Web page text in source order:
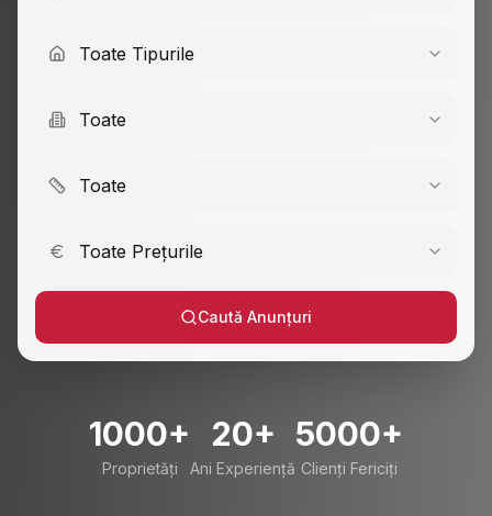
Toate Tipurile
Toate
Toate
Toate Prețurile
Caută Anunțuri
1000+
Proprietăți
20+
Ani Experiență
5000+
Clienți Fericiți